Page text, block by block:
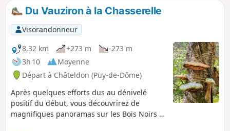
Du Vauziron à la Chasserelle
Visorandonneur
8,32 km
+273 m
-273 m
3h 10
Moyenne
Départ à Châteldon (Puy-de-Dôme)
Après quelques efforts dus au dénivelé
positif du début, vous découvrirez de
magnifiques panoramas sur les Bois Noirs et